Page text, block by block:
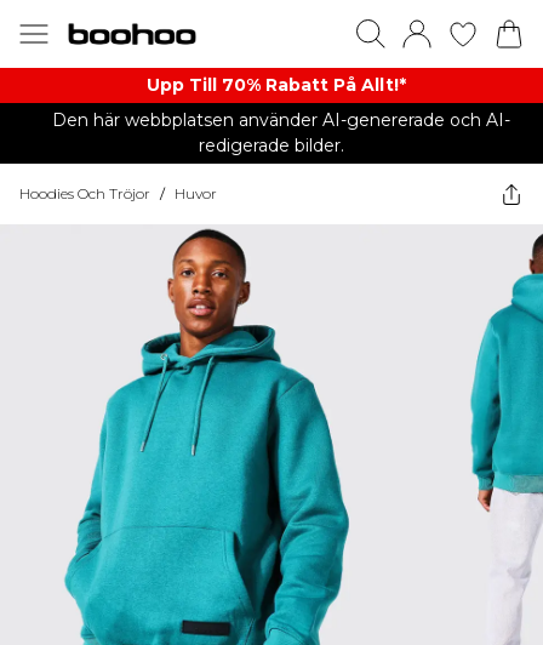
Upp Till 70% Rabatt På Allt!*
Den här webbplatsen använder AI-genererade och AI-
redigerade bilder.
Hoodies Och Tröjor / Huvor